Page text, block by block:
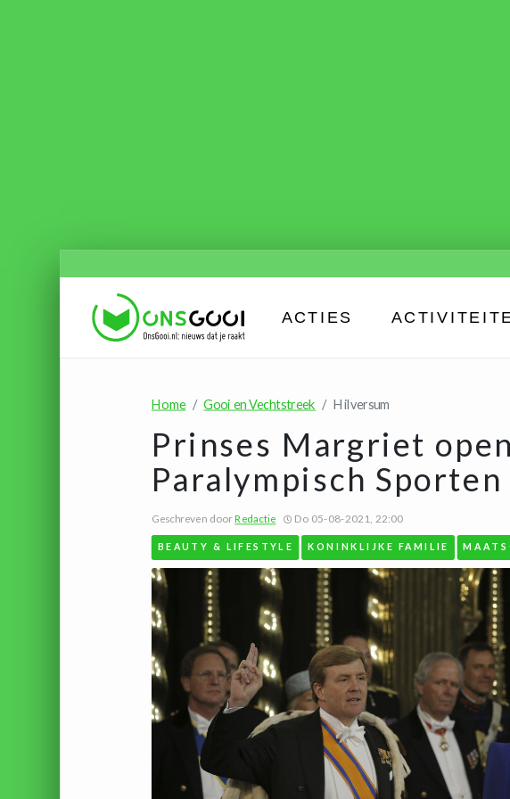
ACTIES
Home Gooi en Vechtstreek Hilversum
Prinses Margriet
Paralympisch Sporten
Geschreven doorRedactie Do 05-08-2021, 22:00
BEAUTY & LIFESTYLE KONINKLIJKE FAMILIE